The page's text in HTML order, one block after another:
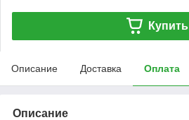
Купить
Описание Доставка Оплата
Описание